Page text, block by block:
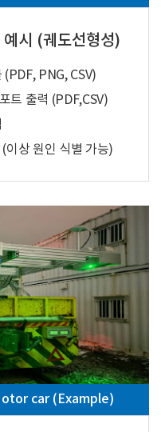
시 (궤도선형성)
PNG, CSV)
트 출력 (PDF,CSV)
이상 원인 식별 가능)
car (Example)